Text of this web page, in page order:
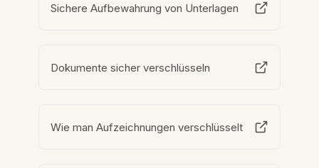
Sichere Aufbewahrung von Unterlagen
Dokumente sicher verschlüsseln
Wie man Aufzeichnungen verschlüsselt